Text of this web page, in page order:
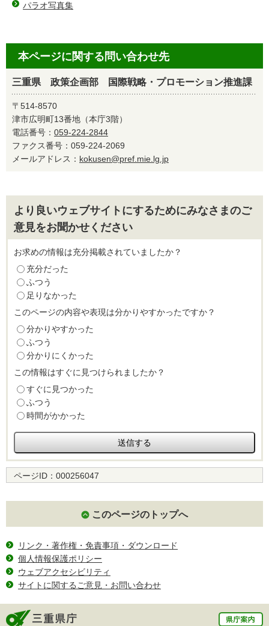
パラオ写真集
本ページに関する問い合わせ先
三重県 政策企画部 国際戦略・プロモーション推進課
〒514-8570
津市広明町13番地（本庁3階）
電話番号： 059-224-2844
ファクス番号：059-224-2069
メールアドレス： kokusen@pref.mie.lg.jp
より良いウェブサイトにするためにみなさまのご
意見をお聞かせください
お求めの情報は充分掲載されていましたか？
充分だった
ふつう
足りなかった
このページの内容や表現は分かりやすかったですか？
分かりやすかった
ふつう
分かりにくかった
この情報はすぐに見つけられましたか？
すぐに見つかった
ふつう
時間がかかった
ページID： 000256047
このページのトップへ
リンク・著作権・免責事項・ダウンロード
個人情報保護ポリシー
ウェブアクセシビリティ
サイトに関するご意見・お問い合わせ